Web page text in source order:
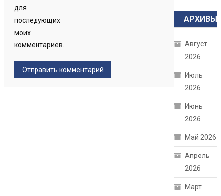
для
последующих
моих
комментариев.
АРХИВЫ
Август
2026
Июль
2026
Июнь
2026
Май 2026
Апрель
2026
Март